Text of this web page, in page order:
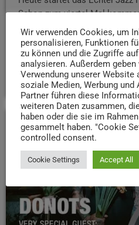
Schon zum viertel Mal
internationale Künstler vorbei.
Abend Musik gespielt
immer um 19 Uhr.
today 26. FEBRUAR 2025 49
Wir verwenden Cookies, um
personalisieren, Funktionen
zu können und die Zugriffe
analysieren. Außerdem
Verwendung unserer Website
soziale Medien, Werbung und
Partner führen diese
weiteren Daten zusammen,
haben oder die sie im
gesammelt haben. "Cookie
controlled consent.
Cookie Settings Accept All